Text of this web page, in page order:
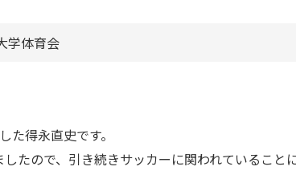
学体育会
得永直史です。
たので、引き続きサッカーに関われていること